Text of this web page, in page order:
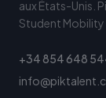
aux États-Unis.
Student Mobility
+34 854 648